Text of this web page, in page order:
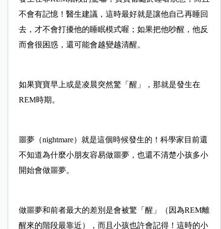
不會有記憶！醫生建議，這時最好就是讓他自己再睡回
去，才不會打擾他的睡眠模式喔；如果把他吵醒，他反
而會很困惑，還可能會越變越清醒。
如果寶寶早上或是凌晨突然驚「醒」，那就是發生在
REM時期。
噩夢（nightmare）就是這個時候發生的！科學家目前還
不知道為什麼小朋友容易做噩夢，也還不清楚小孩多小
開始會做噩夢。
做噩夢和前者最大的差別是會被驚「醒」（因為REM離
醒來的階段最靠近），而且小孩也許會記得！這時的小